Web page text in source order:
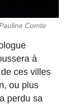
Comte
à
ces villes
ou plus
perdu sa